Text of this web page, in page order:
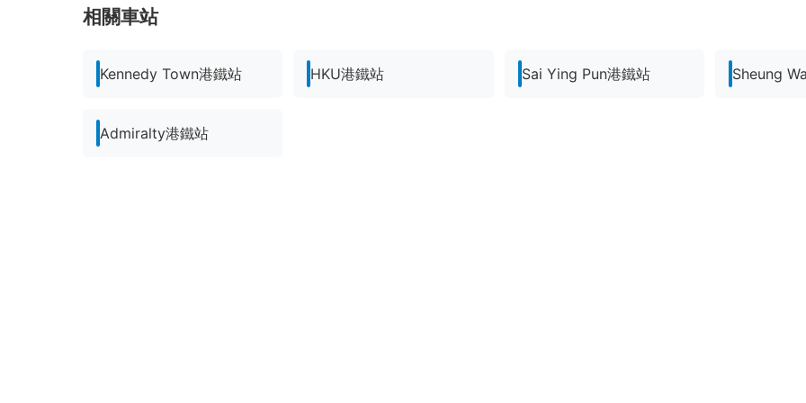
相關車站
Kennedy Town港鐵站 HKU港鐵站 Sai Ying Pun港鐵站 Sheung
Admiralty港鐵站